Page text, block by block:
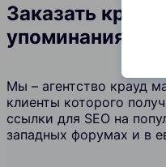
Заказать
упоминания
Мы – агентство крауд
клиенты которого
ссылки для SEO на
западных форумах и в